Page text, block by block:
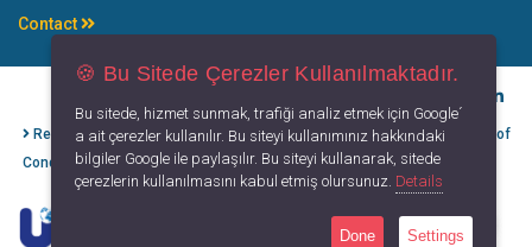
Contact
Refund Cancellation
Conditions
Protection of
Personal Data
Privacy
Principles
Terms of
Use
🍪 Bu Sitede Çerezler Kullanılmaktadır.
Bu sitede, hizmet sunmak, trafiği analiz etmek için Google´
a ait çerezler kullanılır. Bu siteyi kullanımınız hakkındaki
bilgiler Google ile paylaşılır. Bu siteyi kullanarak, sitede
çerezlerin kullanılmasını kabul etmiş olursunuz. Details
Done Settings